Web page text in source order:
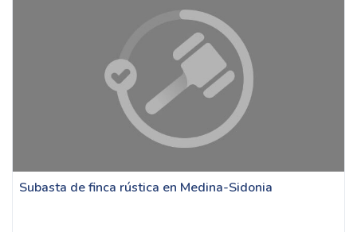
Subasta de finca rústica en Medina-Sidonia